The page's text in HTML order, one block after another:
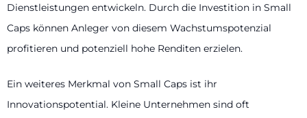
Dienstleistungen entwickeln. Durch die Investition in Small
Caps können Anleger von diesem Wachstumspotenzial
profitieren und potenziell hohe Renditen erzielen.
Ein weiteres Merkmal von Small Caps ist ihr
Innovationspotential. Kleine Unternehmen sind oft